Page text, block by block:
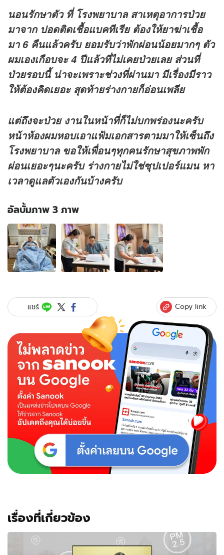
นอนรักษาตัว ที่ โรงพยาบาล สาเหตุอาการป่วย
มาจาก ปอดติดเชื้อแบคทีเรีย ต้องให้ยาฆ่าเชื้อ
มา 6 คืนแล้วครับ ยอมรับว่าพักผ่อนน้อยมากๆ ตัว
ผมเองเกือบจะ 4 ปีแล้วที่ไม่เคยป่วยเลย ส่วนที่
ป่วยรอบนี้ น่าจะเพราะช่วงที่ผ่านมา มีเรื่องมีราว
ให้ต้องคิดเยอะ สุดท้ายร่างกายก็อ่อนเพลีย
แต่ถึงจะป่วย งานในหน้าที่ก็ไม่บกพร่องนะครับ
หน้าห้องผมหอบเอาแฟ้มเอกสารตามมาให้เซ็นถึง
โรงพยาบาล ขอให้เพื่อนๆทุกคนรักษาสุขภาพพัก
ผ่อนเยอะๆนะครับ ร่างกายไม่ใช่ซุปเปอร์แมน หา
เวลาดูแลตัวเองกันบ้างครับ
อัลบั้มภาพ 3 ภาพ
อัลบั้ม
ภาพ
3
ภาพ
ของ
ชม
กลิ่น"
ติด
เชื้อ
บอก
ป่วย
เสีย
งาน
เอกสาร
ใน
โรง
แชร์ Copy link
เรื่องที่เกี่ยวข้อง